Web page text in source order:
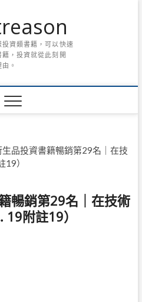
資類書籍，可以快速
，投資就從此刻開
。
品投資書籍暢銷第29名｜在技
）
暢銷第29名｜在技術
附註19）